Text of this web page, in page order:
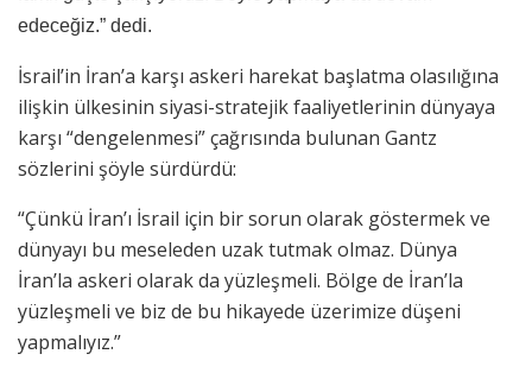
edeceğiz.” dedi.
İsrail’in İran’a karşı askeri harekat başlatma olasılığına
ilişkin ülkesinin siyasi-stratejik faaliyetlerinin dünyaya
karşı “dengelenmesi” çağrısında bulunan Gantz
sözlerini şöyle sürdürdü:
“Çünkü İran’ı İsrail için bir sorun olarak göstermek ve
dünyayı bu meseleden uzak tutmak olmaz. Dünya
İran’la askeri olarak da yüzleşmeli. Bölge de İran’la
yüzleşmeli ve biz de bu hikayede üzerimize düşeni
yapmalıyız.”